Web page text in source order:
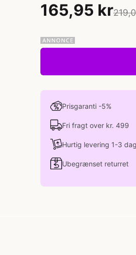
165,95 kr
Prisgaranti -5%
Fri fragt over kr. 499
Hurtig levering 1-3
Ubegrænset returret